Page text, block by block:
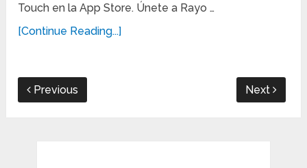
Touch en la App Store. Únete a Rayo …
[Continue Reading...]
Previous Next